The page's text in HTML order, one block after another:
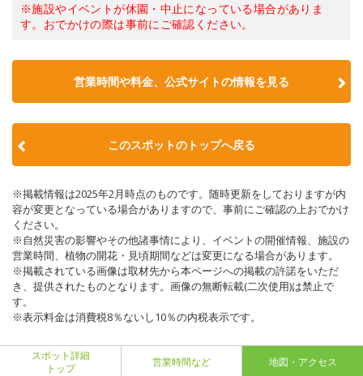
※施設やイベントが休園・中止になっている場合がありま
す。おでかけの際は事前にご確認ください。
営業時間や料金、公式サイトの情報を見る
このスポットのトップへ戻る
※掲載情報は2025年2月時点のものです。随時更新をしておりますが内
容が変更となっている場合がありますので、事前にご確認の上おでかけ
ください。
※自然災害の影響やその他諸事情により、イベントの開催情報、施設の
営業時間、植物の開花・見頃期間などは変更になる場合があります。
※掲載されている画像は取材先から本ページへの掲載の許諾をいただ
き、提供されたものとなります。画像の無断転載(二次使用)は禁止で
す。
※表示料金は消費税8％ないし10％の内税表示です。
スポット詳細
トップ
営業時間など 地図・アクセス